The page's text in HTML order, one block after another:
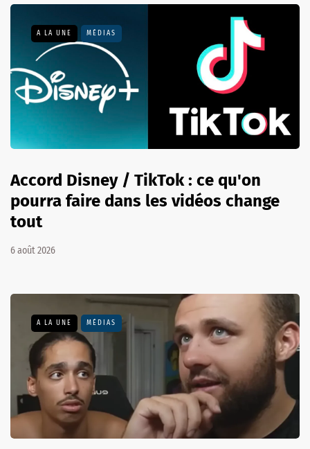
A LA UNE MÉDIAS
Accord Disney / TikTok : ce qu'on
pourra faire dans les vidéos change
tout
6 août 2026
A LA UNE MÉDIAS